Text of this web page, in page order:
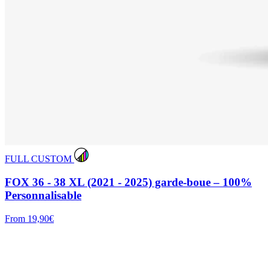
FULL CUSTOM
FOX 36 - 38 XL (2021 - 2025) garde-boue – 100%
Personnalisable
From 19,90€